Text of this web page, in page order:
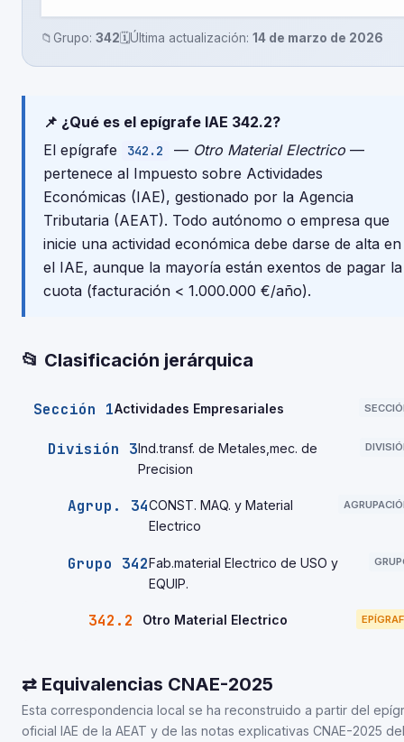
📁 Grupo: 342🗓️Última actualización: 14 de marzo de 2026
📌 ¿Qué es el epígrafe IAE 342.2?
El epígrafe
342.2 — Otro Material Electrico—
pertenece al Impuesto sobre Actividades
Económicas (IAE), gestionado por la Agencia
Tributaria (AEAT). Todo autónomo o empresa que
inicie una actividad económica debe darse de alta en
el IAE, aunque la mayoría están exentos de pagar la
cuota (facturación < 1.000.000 €/año).
📂 Clasificación jerárquica
Sección 1Actividades Empresariales
División 3Ind.transf. de Metales,mec. de
Precision
Agrup. 34CONST. MAQ. y Material
Electrico
Grupo 342Fab.material Electrico de USO y
EQUIP.
342.2 Otro Material Electrico
⇄ Equivalencias CNAE-2025
Esta correspondencia local se ha reconstruido a partir del
oficial IAE de la AEAT y de las notas explicativas CNAE-2025 del